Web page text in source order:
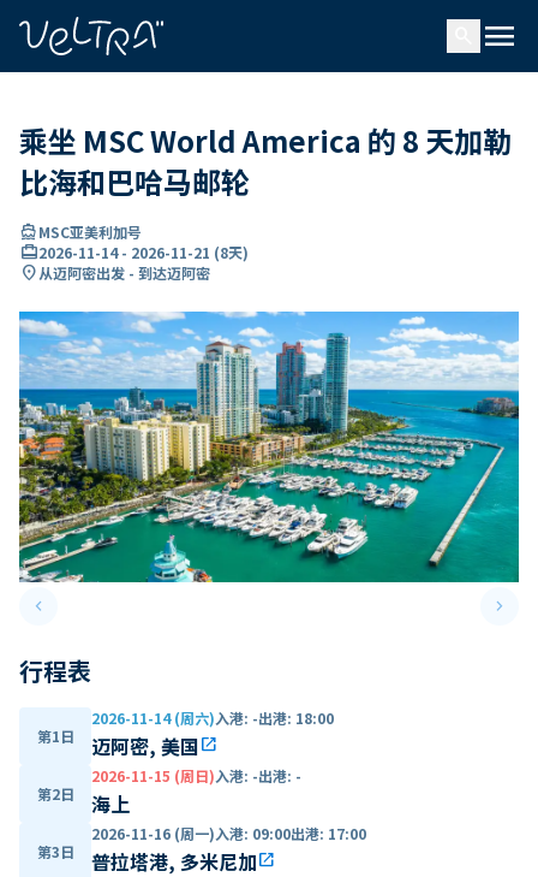
menu
乘坐 MSC World America 的 8 天加勒
比海和巴哈马邮轮
directions_boatMSC亚美利加号
card_travel2026-11-14- 2026-11-21 (8天)
location_on从迈阿密出发 - 到达迈阿密
keyboard_arrow_leftPrevious slide keyboard_arrow_right
行程表
第1日
2026-11-14 (周六)入港: -出港: 18:00
迈阿密, 美国open_in_new
第2日
2026-11-15 (周日)入港: -出港: -
海上
第3日
2026-11-16 (周一)入港: 09:00出港: 17:00
普拉塔港, 多米尼加open_in_new